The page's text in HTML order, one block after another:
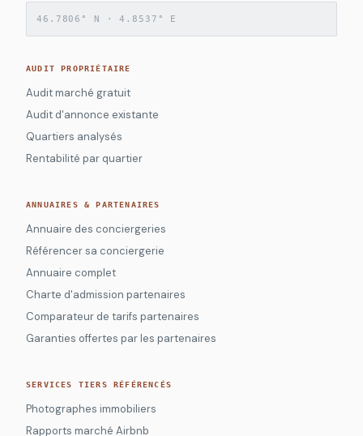
46.7806° N · 4.8537° E
AUDIT PROPRIÉTAIRE
Audit marché gratuit
Audit d'annonce existante
Quartiers analysés
Rentabilité par quartier
ANNUAIRES & PARTENAIRES
Annuaire des conciergeries
Référencer sa conciergerie
Annuaire complet
Charte d'admission partenaires
Comparateur de tarifs partenaires
Garanties offertes par les partenaires
SERVICES TIERS RÉFÉRENCÉS
Photographes immobiliers
Rapports marché Airbnb